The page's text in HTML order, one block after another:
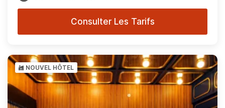
Consulter Les Tarifs
NOUVEL HÔTEL